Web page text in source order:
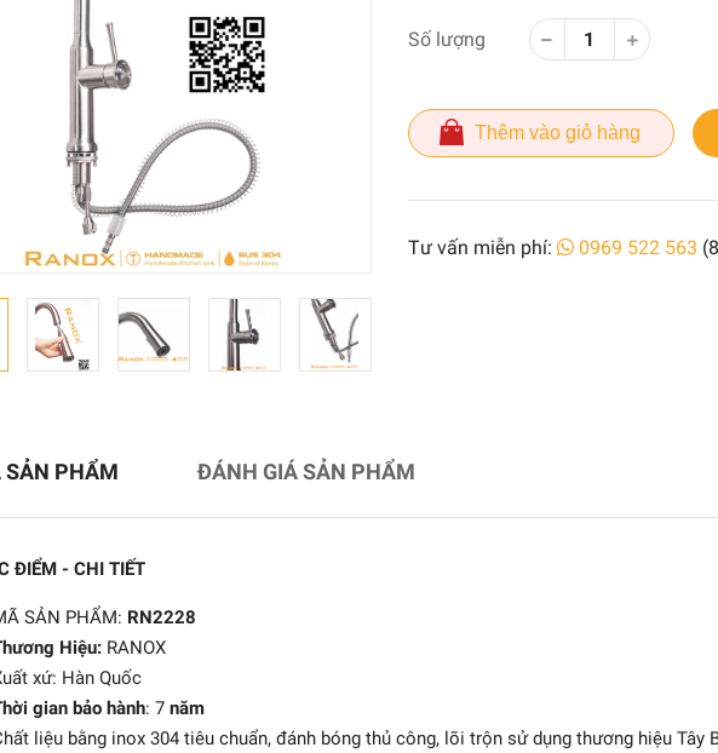
Số lượng
Thêm vào giỏ hàng
Tư vấn miễn phí: 0969 522 563
SẢN PHẨM ĐÁNH GIÁ SẢN PHẨM
ĐIỂM - CHI TIẾT
SẢN PHẨM: RN2228
Hiệu:RANOX
xứ: Hàn Quốc
gian bảo hành: 7năm
liệu bằng inox 304 tiêu chuẩn, đánh bóng thủ công, lõi trộn sử dụng thương hiệu Tây
12.800.000₫
Tủ sấy tiệt trùng bát đĩa
9.480.000₫